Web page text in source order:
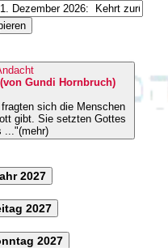
Gundi Hornbruch)
sich die Menschen
Gottes
..."(mehr)
2027
2027
2027